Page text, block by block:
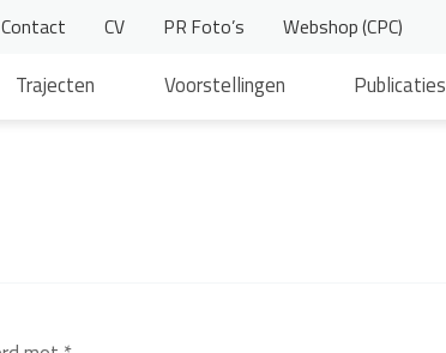
Contact CV PR Foto’s Webshop (CPC)
Trajecten Voorstellingen Publicaties